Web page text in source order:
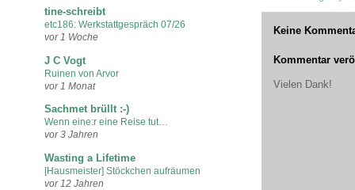
Keine
Kommentar
Vielen Dank!
tine-schreibt
etc186: Werkstattgespräch 07/26
vor 1 Woche
J C Vogt
Ruinen von Arvor
vor 1 Monat
Sachmet brüllt :-)
Wenn eine:r eine Reise tut…
vor 3 Jahren
Wasting a Lifetime
[Hausmeister] Stöckchen aufräumen
vor 12 Jahren